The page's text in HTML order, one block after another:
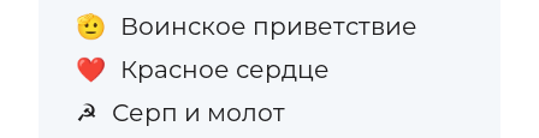
🫡 Воинское приветствие
❤️ Красное сердце
☭ Серп и молот